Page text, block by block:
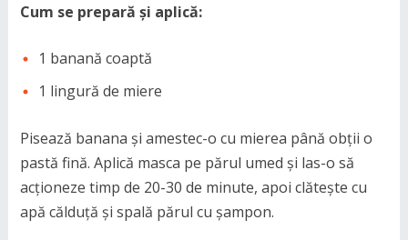
Cum se prepară și aplică:
1 banană coaptă
1 lingură de miere
Pisează banana și amestec-o cu mierea până obții o
pastă fină. Aplică masca pe părul umed și las-o să
acționeze timp de 20-30 de minute, apoi clătește cu
apă călduță și spală părul cu șampon.